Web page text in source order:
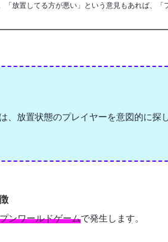
「放置してる方が悪い」という意見もあれば、
、放置状態のプレイヤーを意図的に探
ンワールドゲームで発生します。